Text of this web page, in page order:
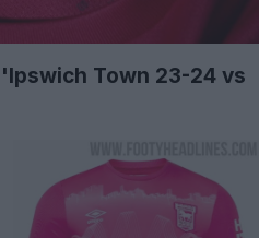
Town 23-24 vs